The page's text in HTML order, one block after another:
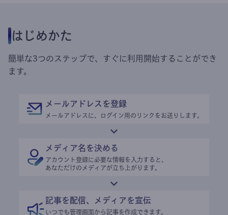
はじめかた
簡単な3つのステップで、すぐに利用開始することができ
ます。
メールアドレスを登録
メールアドレスに、ログイン用のリンクをお送りします。
メディア名を決める
アカウント登録に必要な情報を入力すると、
あなただけのメディアが立ち上がります。
記事を配信、メディアを宣伝
いつでも管理画面から記事を作成できます。